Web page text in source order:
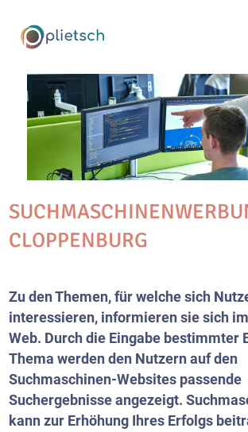
CLOPPENBURG
Zu den Themen, für welche sich
interessieren, informieren sie sich
Web. Durch die Eingabe bestimmter
Thema werden den Nutzern auf den
Suchmaschinen-Websites passende
Suchergebnisse angezeigt.
kann zur Erhöhung Ihres Erfolgs